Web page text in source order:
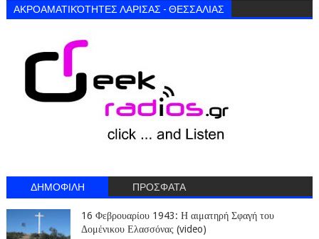
ΑΚΡΟΑΜΑΤΙΚΌΤΗΤΕΣ ΛΑΡΙΣΑΣ - ΘΕΣΣΑΛΙΑΣ
ΔΗΜΟΦΙΛΗ ΠΡΟΣΦΑΤΑ
16 Φεβρουαρίου 1943: Η αιματηρή Σφαγή του
Δομένικου Ελασσόνας (video)